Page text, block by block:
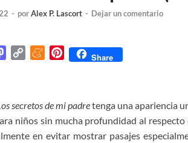
- porAlex P. Lascort - Dejar un comentario
M
o
d
o
L
i
n
M
a
m
e
P
e
r
e
Share
secretos de mi padretenga una apariencia
niños sin mucha profundidad al
en evitar mostrar pasajes